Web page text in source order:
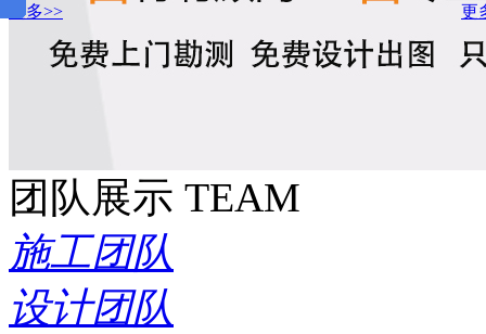
更多>>
更
团队展示 TEAM
施工团队
设计团队